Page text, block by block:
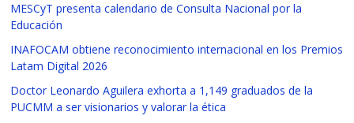
MESCyT presenta calendario de Consulta Nacional por la
Educación
INAFOCAM obtiene reconocimiento internacional en los Premios
Latam Digital 2026
Doctor Leonardo Aguilera exhorta a 1,149 graduados de la
PUCMM a ser visionarios y valorar la ética